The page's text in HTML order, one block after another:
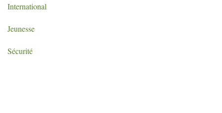
International
Jeunesse
Sécurité